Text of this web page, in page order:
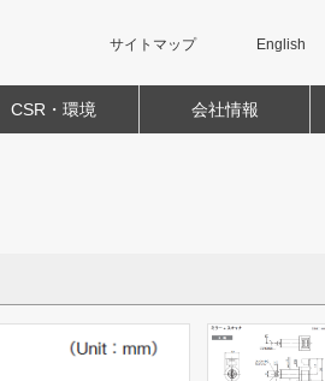
サイトマップ English
CSR・環境 会社情報